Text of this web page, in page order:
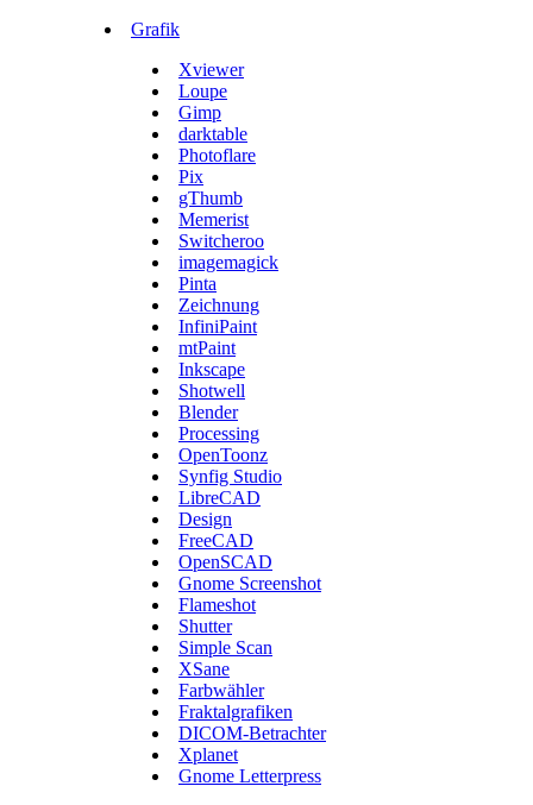
Grafik
Xviewer
Loupe
Gimp
darktable
Photoflare
Pix
gThumb
Memerist
Switcheroo
imagemagick
Pinta
Zeichnung
InfiniPaint
mtPaint
Inkscape
Shotwell
Blender
Processing
OpenToonz
Synfig Studio
LibreCAD
Design
FreeCAD
OpenSCAD
Gnome Screenshot
Flameshot
Shutter
Simple Scan
XSane
Farbwähler
Fraktalgrafiken
DICOM-Betrachter
Xplanet
Gnome Letterpress